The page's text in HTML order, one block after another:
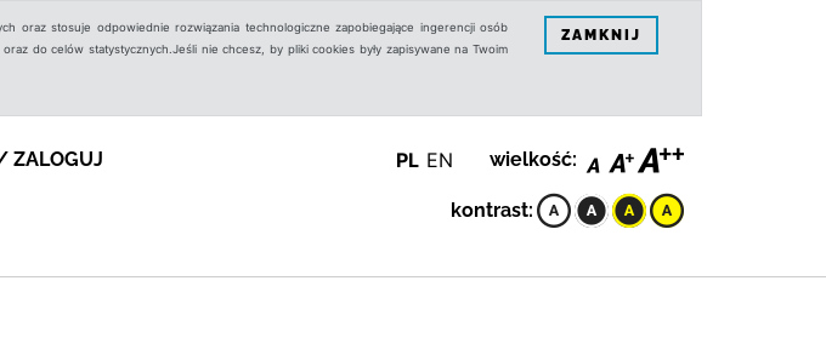
oraz stosuje odpowiednie rozwiązania technologiczne zapobiegające ingerencji osób
do celów statystycznych.Jeśli nie chcesz, by pliki cookies były zapisywane na Twoim
ZAMKNIJ
ZALOGUJ PL EN wielkość:
kontrast: